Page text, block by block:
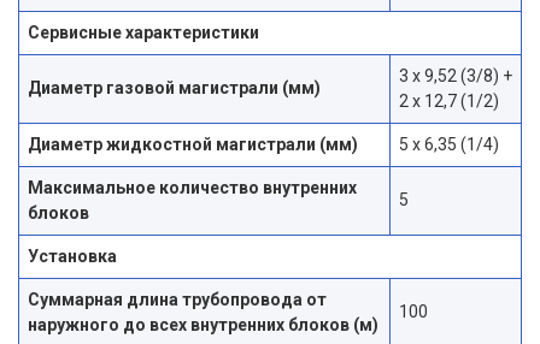
Сервисные характеристики
Диаметр газовой магистрали (мм)
3 x 9,52 (3/8) +
2 x 12,7 (1/2)
Диаметр жидкостной магистрали (мм) 5 х 6,35 (1/4)
Максимальное количество внутренних
блоков
5
Установка
Суммарная длина трубопровода от
наружного до всех внутренних блоков (м)
100